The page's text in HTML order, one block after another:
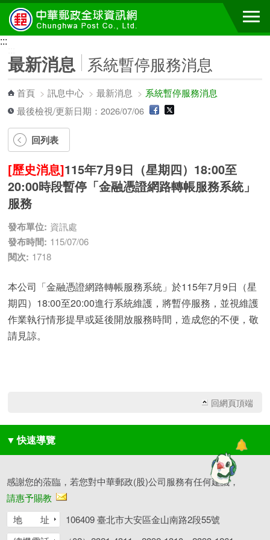
跳到主要內容區塊
:::
最新消息 系統暫停服務消息
首頁 >訊息中心 >最新消息 > 系統暫停服務消息
最後檢視/更新日期：2026/07/06
回列表
[歷史消息]115年7月9日（星期四）18:00至
20:00時段暫停「金融憑證網路轉帳服務系統」
服務
發布單位: 資訊處
發布時間: 115/07/06
閱次: 1718
本公司「金融憑證網路轉帳服務系統」於115年7月9日（星
期四）18:00至20:00進行系統維護，將暫停服務，並視維護
作業執行情形提早或延後開放服務時間，造成您的不便，敬
請見諒。
回網頁頂端
▼ 快速導覽
感謝您的蒞臨，若您對中華郵政(股)公司服務有任何建議，
請惠予賜教
地 址
106409 臺北市大安區金山南路2段55號